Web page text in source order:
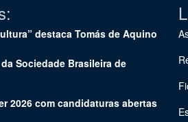
destaca Tomás de Aquino
Sociedade Brasileira de
2026 com candidaturas abertas